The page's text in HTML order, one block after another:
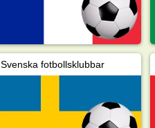
Svenska fotbollsklubbar